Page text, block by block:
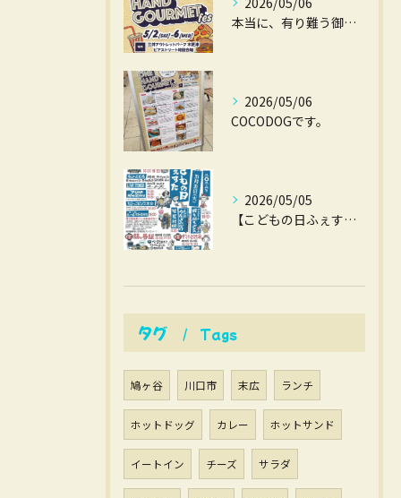
本当に、有り難う御座いました。
2026/05/06
COCODOGです。
2026/05/05
【こどもの日ふぇすた】
タグ Tags
鳩ヶ谷 川口市 末広 ランチ
ホットドッグ カレー ホットサンド
イートイン チーズ サラダ